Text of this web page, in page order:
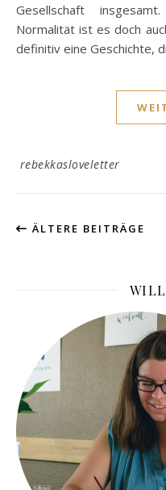
Gesellschaft
Normalität ist es doch
definitiv eine Geschichte,
rebekkasloveletter
ÄLTERE BEITRÄGE